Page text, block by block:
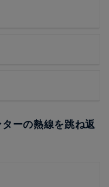
ーの熱線を跳ね返